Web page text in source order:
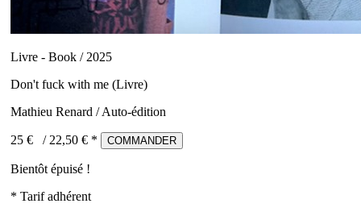
Livre - Book / 2025
Don't fuck with me (Livre)
Mathieu Renard / Auto-édition
25 € / 22,50 € * COMMANDER
Bientôt épuisé !
* Tarif adhérent